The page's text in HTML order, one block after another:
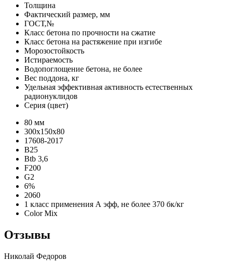
Толщина
Фактический размер, мм
ГОСТ,№
Класс бетона по прочности на сжатие
Класс бетона на растяжение при изгибе
Морозостойкость
Истираемость
Водопоглощение бетона, не более
Вес поддона, кг
Удельная эффективная активность естественных
радионуклидов
Серия (цвет)
80 мм
300х150х80
17608-2017
B25
Btb 3,6
F200
G2
6%
2060
1 класс применения А эфф, не более 370 бк/кг
Color Mix
Отзывы
Николай Федоров